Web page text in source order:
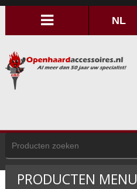
NL
PRODUCTEN MENU